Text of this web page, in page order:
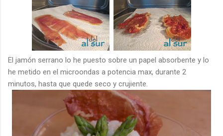
El jamón serrano lo he puesto sobre un papel absorbente y lo
he metido en el microondas a potencia max, durante 2
minutos, hasta que quede seco y crujiente.